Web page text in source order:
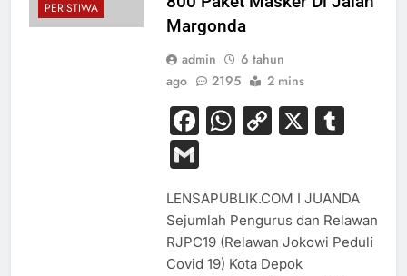
PERISTIWA
Margonda
admin
6 tahun
ago
2195 2 mins
Facebook
WhatsApp
Copy
X
Gmail
LENSAPUBLIK.COM I JUANDA
Sejumlah Pengurus dan Relawan
RJPC19 (Relawan Jokowi Peduli
Covid 19) Kota Depok